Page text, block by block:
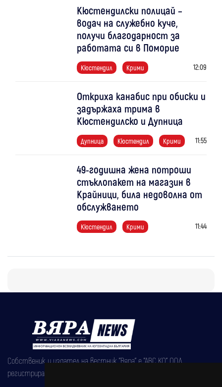
Кюстендилски полицай –
водач на служебно куче,
получи благодарност за
работата си в Поморие
Кюстендил Крими 12:09
Откриха канабис при обиски и
задържаха трима в
Кюстендилско и Дупница
Дупница Кюстендил Крими 11:55
49-годишна жена потроши
стъклопакет на магазин в
Крайници, била недоволна от
обслужването
Кюстендил Крими 11:44
Собственик и издател на вестник "Вяра" е "АВС КО" ООД,
регистрирана на 08.05.2002 година.